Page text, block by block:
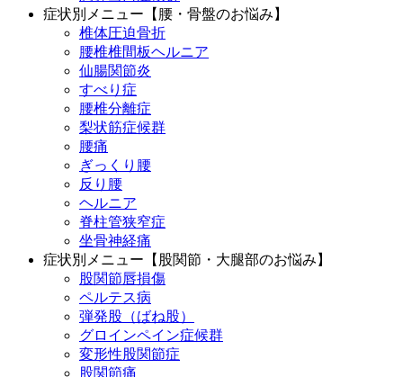
症状別メニュー【腰・骨盤のお悩み】
椎体圧迫骨折
腰椎椎間板ヘルニア
仙腸関節炎
すべり症
腰椎分離症
梨状筋症候群
腰痛
ぎっくり腰
反り腰
ヘルニア
脊柱管狭窄症
坐骨神経痛
症状別メニュー【股関節・大腿部のお悩み】
股関節唇損傷
ペルテス病
弾発股（ばね股）
グロインペイン症候群
変形性股関節症
股関節痛